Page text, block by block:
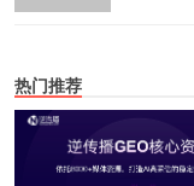
热门推荐